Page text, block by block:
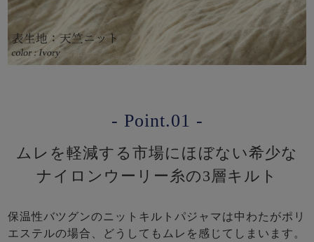
- Point.01 -
ムレを軽減する市場にほぼない希少な
ナイロンウーリー糸の3層キルト
保温性バツグンのニットキルトパジャマは中わたがポリ
エステルの場合、どうしてもムレを感じてしまいます。